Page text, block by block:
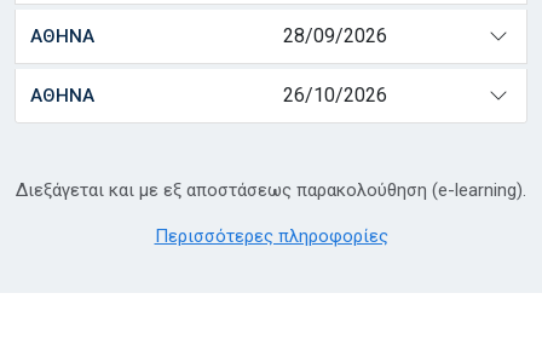
ΑΘΗΝΑ 28/09/2026
ΑΘΗΝΑ 26/10/2026
Διεξάγεται και με εξ αποστάσεως παρακολούθηση (e-learning).
Περισσότερες πληροφορίες